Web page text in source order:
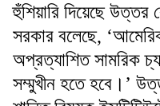
হুঁশিয়ারি দিয়েছে
সরকার বলেছে,
অপ্রত্যাশিত সামরিক
সম্মুখীন হতে হবে।’